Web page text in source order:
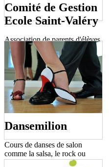
Comité de Gestion
Ecole Saint-Valéry
Association de parents d'élèves
qui oeuvrent pour améliorer les
conditions de vie des enfants,
des enseignants ainsi que celles
du personnel.
Dansemilion
Cours de danses de salon
comme la salsa, le rock ou
encore le chacha.